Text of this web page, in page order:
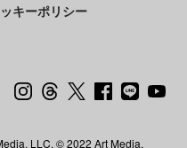
キーポリシー
LLC. © 2022 Art Media,